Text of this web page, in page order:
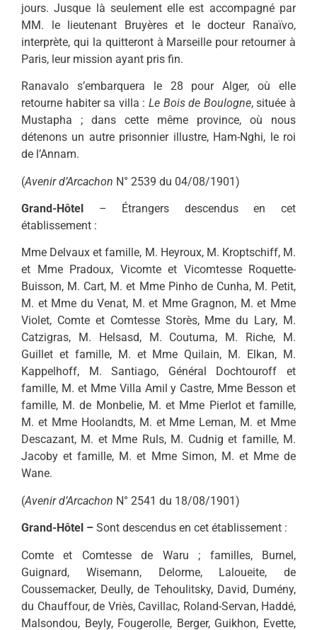
jours. Jusque là seulement elle est accompagné par
MM. le lieutenant Bruyères et le docteur Ranaïvo,
interprète, qui la quitteront à Marseille pour retourner à
Paris, leur mission ayant pris fin.
Ranavalo s’embarquera le 28 pour Alger, où elle
retourne habiter sa villa : Le Bois de Boulogne, située à
Mustapha ; dans cette même province, où nous
détenons un autre prisonnier illustre, Ham-Nghi, le roi
de l’Annam.
(Avenir d’Arcachon N° 2539 du 04/08/1901)
Grand-Hôtel – Étrangers descendus en cet
établissement :
Mme Delvaux et famille, M. Heyroux, M. Kroptschiff, M.
et Mme Pradoux, Vicomte et Vicomtesse Roquette-
Buisson, M. Cart, M. et Mme Pinho de Cunha, M. Petit,
M. et Mme du Venat, M. et Mme Gragnon, M. et Mme
Violet, Comte et Comtesse Storès, Mme du Lary, M.
Catzigras, M. Helsasd, M. Coutuma, M. Riche, M.
Guillet et famille, M. et Mme Quilain, M. Elkan, M.
Kappelhoff, M. Santiago, Général Dochtouroff et
famille, M. et Mme Villa Amil y Castre, Mme Besson et
famille, M. de Monbelie, M. et Mme Pierlot et famille,
M. et Mme Hoolandts, M. et Mme Leman, M. et Mme
Descazant, M. et Mme Ruls, M. Cudnig et famille, M.
Jacoby et famille, M. et Mme Simon, M. et Mme de
Wane.
(Avenir d’Arcachon N° 2541 du 18/08/1901)
Grand-Hôtel – Sont descendus en cet établissement :
Comte et Comtesse de Waru ; familles, Burnel,
Guignard, Wisemann, Delorme, Laloueite, de
Coussemacker, Deully, de Tehoulitsky, David, Dumény,
du Chauffour, de Vriès, Cavillac, Roland-Servan, Haddé,
Malsondou, Beyly, Fougerolle, Berger, Guikhon, Evette,